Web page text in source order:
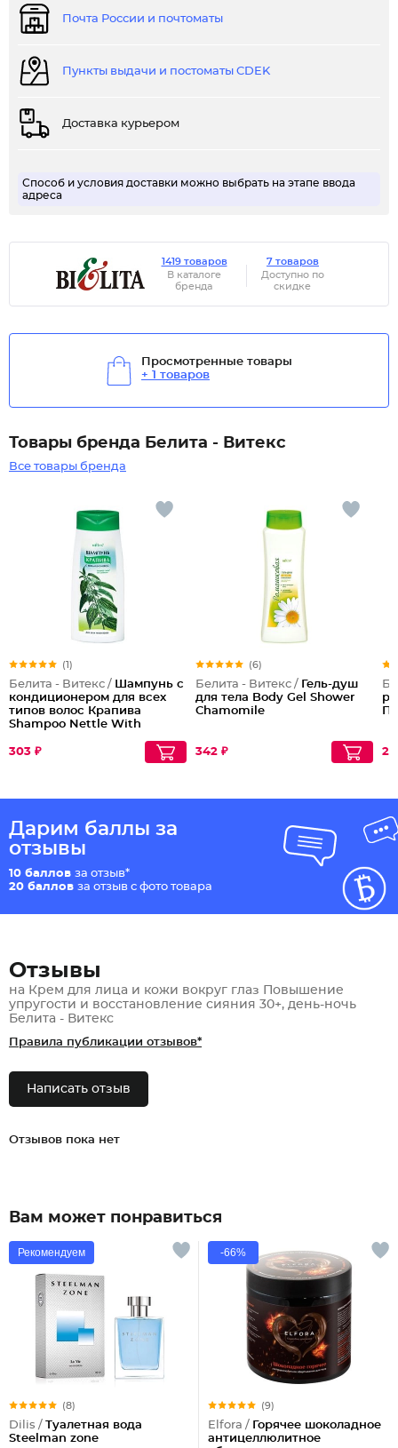
Почта России и почтоматы
Пункты выдачи и постоматы CDEK
Доставка курьером
Способ и условия доставки можно выбрать на этапе ввода
адреса
1419 товаров
В каталоге
бренда
7 товаров
Доступно по
скидке
Просмотренные товары
+ 1 товаров
Товары бренда Белита - Витекс
Все товары бренда
(1)
Белита - Витекс / Шампунь с
кондиционером для всех
типов волос Крапива
Shampoo Nettle With
303 ₽
(6)
Белита - Витекс / Гель-душ
для тела Body Gel Shower
Chamomile
342 ₽
Дарим баллы за
отзывы
10 баллов за отзыв*
20 баллов за отзыв с фото товара
Отзывы
на Крем для лица и кожи вокруг глаз Повышение
упругости и восстановление сияния 30+, день-ночь
Белита - Витекс
Правила публикации отзывов*
Написать отзыв
Отзывов пока нет
Вам может понравиться
Рекомендуем
(8)
Dilis / Туалетная вода
Steelman zone
-66%
(9)
Elfora / Горячее шоколадное
антицеллюлитное